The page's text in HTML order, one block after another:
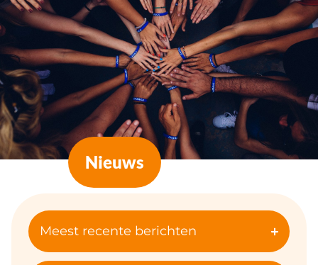
Nieuws
Meest recente berichten